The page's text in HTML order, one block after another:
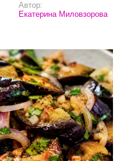
Автор:
Екатерина Миловзорова